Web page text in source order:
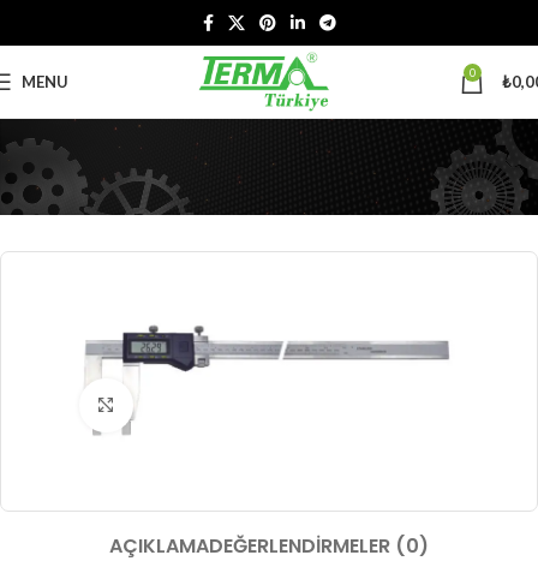
MENU 0 ₺
AÇIKLAMADEĞERLENDIRMELER (0)